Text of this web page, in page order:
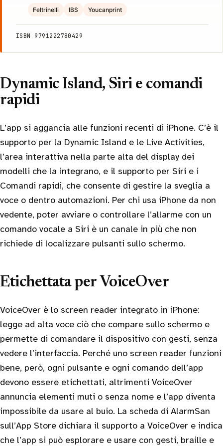
Feltrinelli IBS Youcanprint
ISBN 9791222780429
Dynamic Island, Siri e comandi
rapidi
L’app si aggancia alle funzioni recenti di iPhone. C’è il
supporto per la Dynamic Island e le Live Activities,
l’area interattiva nella parte alta del display dei
modelli che la integrano, e il supporto per Siri e i
Comandi rapidi, che consente di gestire la sveglia a
voce o dentro automazioni. Per chi usa iPhone da non
vedente, poter avviare o controllare l’allarme con un
comando vocale a Siri è un canale in più che non
richiede di localizzare pulsanti sullo schermo.
Etichettata per VoiceOver
VoiceOver è lo screen reader integrato in iPhone:
legge ad alta voce ciò che compare sullo schermo e
permette di comandare il dispositivo con gesti, senza
vedere l’interfaccia. Perché uno screen reader funzioni
bene, però, ogni pulsante e ogni comando dell’app
devono essere etichettati, altrimenti VoiceOver
annuncia elementi muti o senza nome e l’app diventa
impossibile da usare al buio. La scheda di AlarmSan
sull’App Store dichiara il supporto a VoiceOver e indica
che l’app si può esplorare e usare con gesti, braille e